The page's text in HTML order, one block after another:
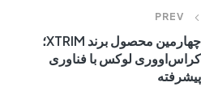
PREV
چهارمین محصول برند XTRIM؛
کراس‌اووری لوکس با فناوری
پیشرفته